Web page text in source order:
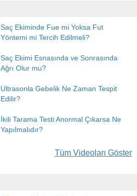
Saç Ekiminde Fue mi Yoksa Fut
Yöntemi mi Tercih Edilmeli?
Saç Ekimi Esnasında ve Sonrasında
Ağrı Olur mu?
Ultrasonla Gebelik Ne Zaman Tespit
Edilir?
İkili Tarama Testi Anormal Çıkarsa Ne
Yapılmalıdır?
Tüm Videoları Göster